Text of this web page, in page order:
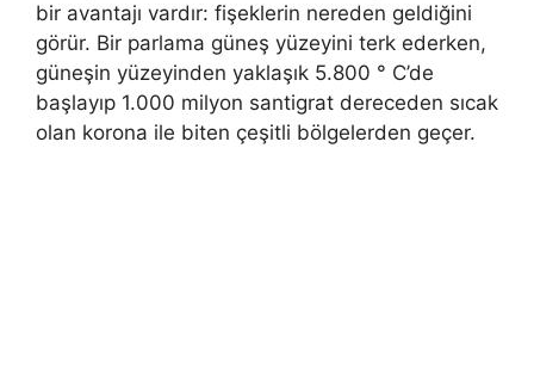
bir avantajı vardır: fişeklerin nereden geldiğini
görür. Bir parlama güneş yüzeyini terk ederken,
güneşin yüzeyinden yaklaşık 5.800 ° C’de
başlayıp 1.000 milyon santigrat dereceden sıcak
olan korona ile biten çeşitli bölgelerden geçer.